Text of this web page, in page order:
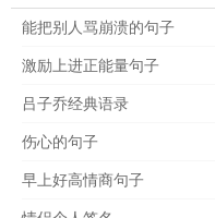
能把别人骂崩溃的句子
激励上进正能量句子
吕子乔经典语录
伤心的句子
早上好高情商句子